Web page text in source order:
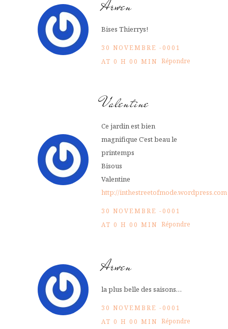
Arwen
Bises Thierrys!
30 NOVEMBRE -0001
AT 0 H 00 MIN Répondre
Valentine
Ce jardin est bien
magnifique C’est beau le
printemps
Bisous
Valentine
http://inthestreetofmode.wordpress.com
30 NOVEMBRE -0001
AT 0 H 00 MIN Répondre
Arwen
la plus belle des saisons…
30 NOVEMBRE -0001
AT 0 H 00 MIN Répondre